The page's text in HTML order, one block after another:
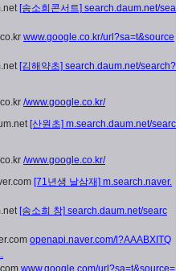
[송소희콘서트] search.daum.net/sea
www.google.co.kr/url?sa=t&source
[김해약초] search.daum.net/search?
/www.google.co.kr/
[산원초] m.search.daum.net/searc
/www.google.co.kr/
[71년생 날삼재] m.search.naver.
[송소희 창] search.daum.net/searc
openapi.naver.com/l?AAABXITQ
www.google.com/url?sa=t&source=